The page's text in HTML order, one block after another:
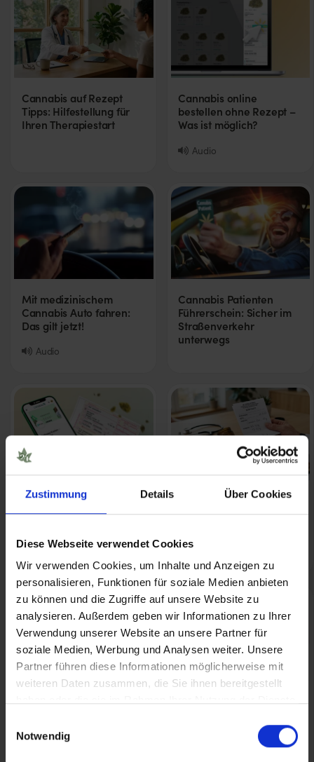
Zustimmung Details Über Cookies
Diese Webseite verwendet Cookies
Wir verwenden Cookies, um Inhalte und Anzeigen zu
personalisieren, Funktionen für soziale Medien anbieten
zu können und die Zugriffe auf unsere Website zu
analysieren. Außerdem geben wir Informationen zu Ihrer
Verwendung unserer Website an unsere Partner für
soziale Medien, Werbung und Analysen weiter. Unsere
Partner führen diese Informationen möglicherweise mit
weiteren Daten zusammen, die Sie ihnen bereitgestellt
Notwendig
Cannabis auf Rezept
Tipps: Hilfestellung für
Ihren Therapiestart
Cannabis online
bestellen ohne Rezept –
Was ist möglich?
Audio
Mit medizinischem
Cannabis Auto fahren:
Das gilt jetzt!
Audio
Cannabis Patienten
Führerschein: Sicher im
Straßenverkehr
unterwegs
Cannabis Rezept online
beantragen: Seriöse
Cannabis Krankenkasse
Kostenübernahme:
& Widerspruch
Welcher Arzt verschreibt
Cannabis auf Rezept –